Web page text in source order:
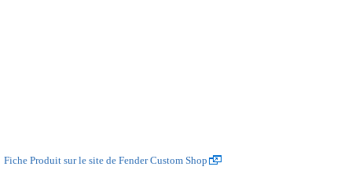
Fiche Produit sur le site de Fender Custom Shop